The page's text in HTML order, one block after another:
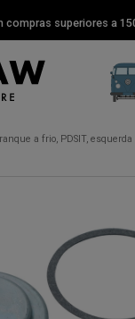
compras superiores a
a frio, PDSIT, esquerda